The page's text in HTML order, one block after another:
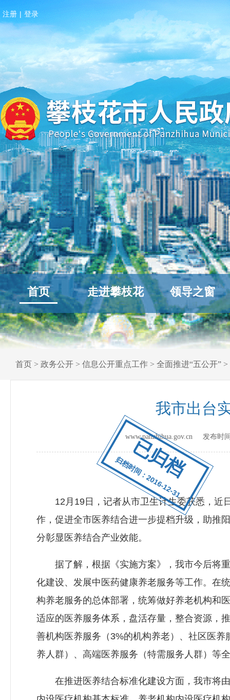
已归档
归档时间：2016-12-31
注册 | 登录
首页 走进攀枝花 领导之窗
首页 > 政务公开 > 信息公开重点工作 > 全面推进“五公开” >
我市出台
www.panzhihua.gov.cn 发布时
12月19日，记者从市卫生计生委获悉，近日
作，促进全市医养结合进一步提档升级，助推
分彰显医养结合产业效能。
据了解，根据《实施方案》，我市今后将重
化建设、发展中医药健康养老服务等工作。在
构养老服务的总体部署，统筹做好养老机构和
适应的医养服务体系，盘活存量，整合资源，
善机构医养服务（3%的机构养老）、社区医
养人群）、高端医养服务（特需服务人群）等
在推进医养结合标准化建设方面，我市将由